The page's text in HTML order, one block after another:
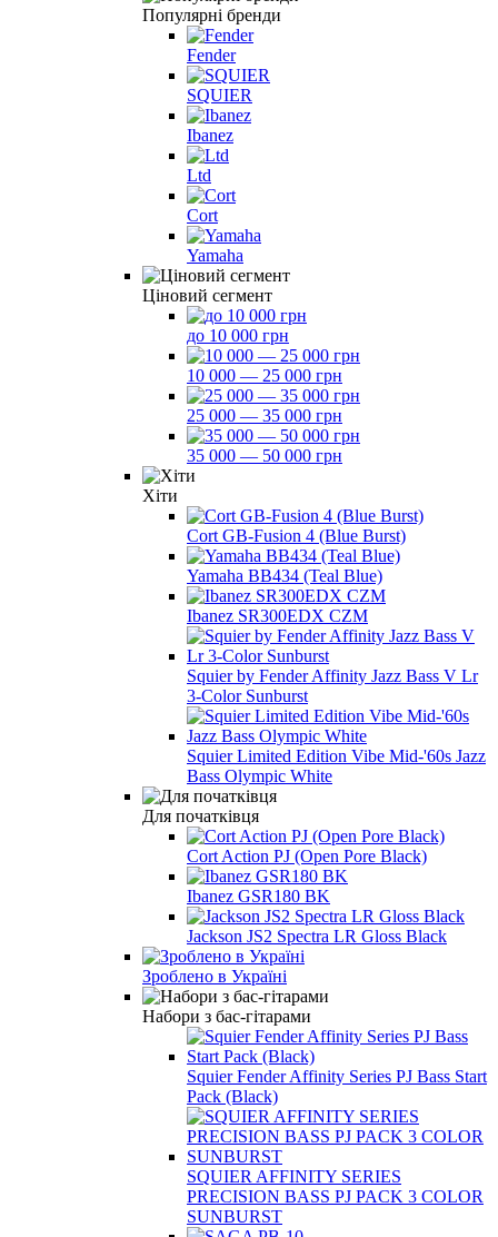
Популярні бренди
Fender
SQUIER
Ibanez
Ltd
Cort
Yamaha
Ціновий сегмент
до 10 000 грн
10 000 — 25 000 грн
25 000 — 35 000 грн
35 000 — 50 000 грн
Хіти
Cort GB-Fusion 4 (Blue Burst)
Yamaha BB434 (Teal Blue)
Ibanez SR300EDX CZM
Squier by Fender Affinity Jazz Bass V Lr
3-Color Sunburst
Squier Limited Edition Vibe Mid-'60s Jazz
Bass Olympic White
Для початківця
Cort Action PJ (Open Pore Black)
Ibanez GSR180 BK
Jackson JS2 Spectra LR Gloss Black
Зроблено в Україні
Набори з бас-гітарами
Squier Fender Affinity Series PJ Bass Start
Pack (Black)
SQUIER AFFINITY SERIES
PRECISION BASS PJ PACK 3 COLOR
SUNBURST